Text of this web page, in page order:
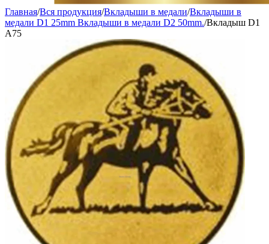
Главная/Вся продукция/Вкладыши в медали/Вкладыши в
медали D1 25mm Вкладыши в медали D2 50mm./Вкладыш D1
A75